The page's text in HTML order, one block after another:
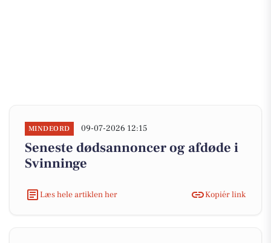
MINDEORD 09-07-2026 12:15
Seneste dødsannoncer og afdøde i
Svinninge
Læs hele artiklen her Kopiér link